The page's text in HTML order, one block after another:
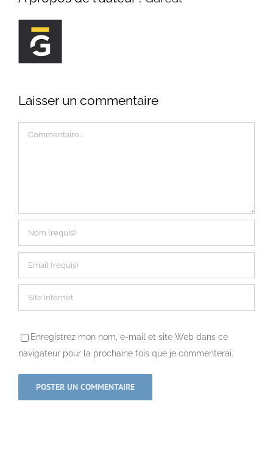
Laisser un commentaire
Enregistrez mon nom, e-mail et site Web dans ce
navigateur pour la prochaine fois que je commenterai.